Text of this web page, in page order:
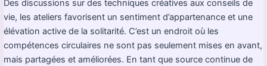
Des discussions sur des techniques créatives aux conseils de
vie, les ateliers favorisent un sentiment d’appartenance et une
élévation active de la solitarité. C’est un endroit où les
compétences circulaires ne sont pas seulement mises en avant,
mais partagées et améliorées. En tant que source continue de